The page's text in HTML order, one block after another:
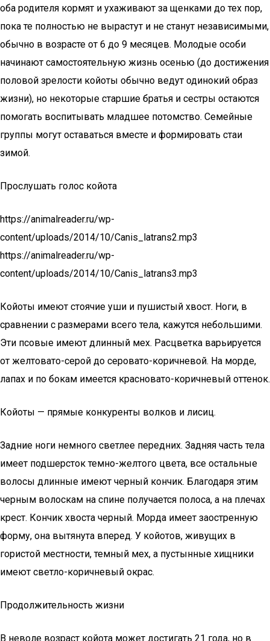
оба родителя кормят и ухаживают за щенками до тех пор,
пока те полностью не вырастут и не станут независимыми,
обычно в возрасте от 6 до 9 месяцев. Молодые особи
начинают самостоятельную жизнь осенью (до достижения
половой зрелости койоты обычно ведут одинокий образ
жизни), но некоторые старшие братья и сестры остаются
помогать воспитывать младшее потомство. Семейные
группы могут оставаться вместе и формировать стаи
зимой.
Прослушать голос койота
https://animalreader.ru/wp-
content/uploads/2014/10/Canis_latrans2.mp3
https://animalreader.ru/wp-
content/uploads/2014/10/Canis_latrans3.mp3
Койоты имеют стоячие уши и пушистый хвост. Ноги, в
сравнении с размерами всего тела, кажутся небольшими.
Эти псовые имеют длинный мех. Расцветка варьируется
от желтовато-серой до серовато-коричневой. На морде,
лапах и по бокам имеется красновато-коричневый оттенок.
Койоты — прямые конкуренты волков и лисиц.
Задние ноги немного светлее передних. Задняя часть тела
имеет подшерсток темно-желтого цвета, все остальные
волосы длинные имеют черный кончик. Благодаря этим
черным волоскам на спине получается полоса, а на плечах
крест. Кончик хвоста черный. Морда имеет заостренную
форму, она вытянута вперед. У койотов, живущих в
гористой местности, темный мех, а пустынные хищники
имеют светло-коричневый окрас.
Продолжительность жизни
В неволе возраст койота может достигать 21 года, но в